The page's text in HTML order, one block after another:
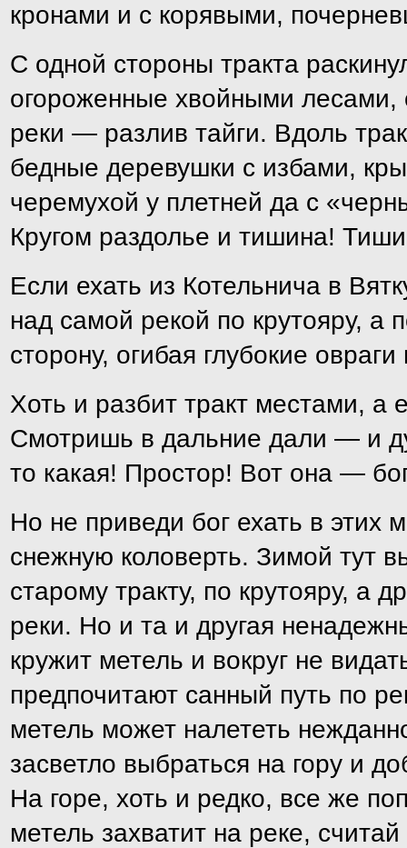
кронами и с корявыми,
С одной стороны тракта
огороженные хвойными лесами,
реки — разлив тайги. Вдоль
бедные деревушки с избами,
черемухой у плетней да с
Кругом раздолье и тишина!
Если ехать из Котельнича в
над самой рекой по крутояру, а
сторону, огибая глубокие
Хоть и разбит тракт местами, а
Смотришь в дальние дали — и
то какая! Простор! Вот она —
Но не приведи бог ехать в этих
снежную коловерть. Зимой тут
старому тракту, по крутояру, а
реки. Но и та и другая
кружит метель и вокруг не
предпочитают санный путь по
метель может налететь
засветло выбраться на гору и
На горе, хоть и редко, все же
метель захватит на реке,